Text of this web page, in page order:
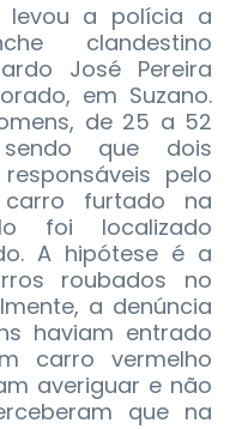
levou a polícia a
clandestino
José Pereira
em Suzano.
de 25 a 52
que dois
pelo
furtado na
foi localizado
A hipótese é a
roubados no
a denúncia
haviam entrado
carro vermelho
averiguar e não
que na